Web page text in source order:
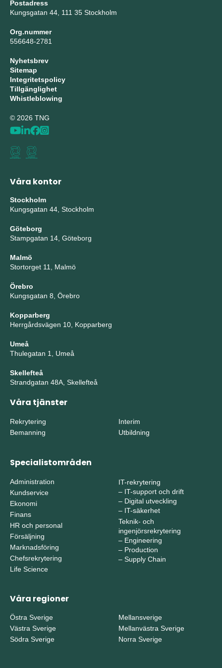
Postadress
Kungsgatan 44, 111 35 Stockholm
Org.nummer
556648-2781
Nyhetsbrev
Sitemap
Integritetspolicy
Tillgänglighet
Whistleblowing
© 2026 TNG
Våra kontor
Stockholm
Kungsgatan 44, Stockholm
Göteborg
Stampgatan 14, Göteborg
Malmö
Stortorget 11, Malmö
Örebro
Kungsgatan 8, Örebro
Kopparberg
Herrgårdsvägen 10, Kopparberg
Umeå
Thulegatan 1, Umeå
Skellefteå
Strandgatan 48A, Skellefteå
Våra tjänster
Rekrytering
Bemanning
Interim
Utbildning
Specialistområden
Administration
Kundservice
Ekonomi
Finans
HR och personal
Försäljning
Marknadsföring
Chefsrekrytering
Life Science
IT-rekrytering
– IT-support och drift
– Digital utveckling
– IT-säkerhet
Teknik- och
ingenjörsrekrytering
– Engineering
– Production
– Supply Chain
Våra regioner
Östra Sverige
Västra Sverige
Södra Sverige
Mellansverige
Mellanvästra Sverige
Norra Sverige